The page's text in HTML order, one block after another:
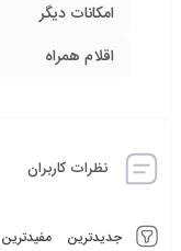
امکانات دیگر
اقلام همراه
نظرات کاربران
جدیدترین مفیدترین